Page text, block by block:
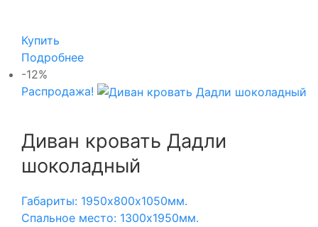
Купить
Подробнее
-12%
Распродажа!
Диван кровать Дадли
шоколадный
Габариты: 1950х800х1050мм.
Спальное место: 1300х1950мм.